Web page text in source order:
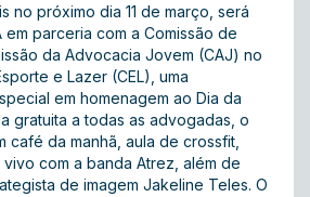
no próximo dia 11 de março, será
em parceria com a Comissão de
da Advocacia Jovem (CAJ) no
e Lazer (CEL), uma
em homenagem ao Dia da
gratuita a todas as advogadas, o
café da manhã, aula de crossfit,
com a banda Atrez, além de
de imagem Jakeline Teles. O